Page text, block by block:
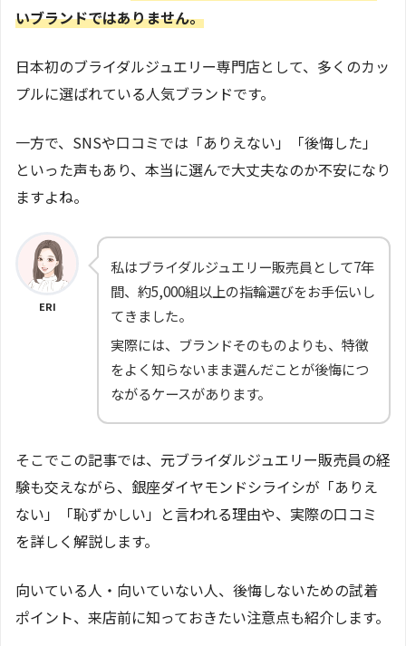
いブランドではありません。
日本初のブライダルジュエリー専門店として、多くのカッ
プルに選ばれている人気ブランドです。
一方で、SNSや口コミでは「ありえない」「後悔した」
といった声もあり、本当に選んで大丈夫なのか不安になり
ますよね。
ERI
私はブライダルジュエリー販売員として7年
間、約5,000組以上の指輪選びをお手伝いし
てきました。
実際には、ブランドそのものよりも、特徴
をよく知らないまま選んだことが後悔につ
ながるケースがあります。
そこでこの記事では、元ブライダルジュエリー販売員の経
験も交えながら、銀座ダイヤモンドシライシが「ありえ
ない」「恥ずかしい」と言われる理由や、実際の口コミ
を詳しく解説します。
向いている人・向いていない人、後悔しないための試着
ポイント、来店前に知っておきたい注意点も紹介します。